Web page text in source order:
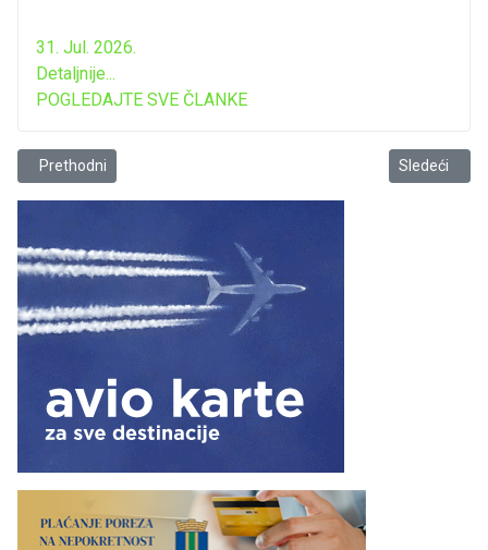
31. Jul. 2026.
Detaljnije...
POGLEDAJTE SVE ČLANKE
Prethodni članak: Saopštenje ViK-a
Prethodni Sledeći
Sledeći